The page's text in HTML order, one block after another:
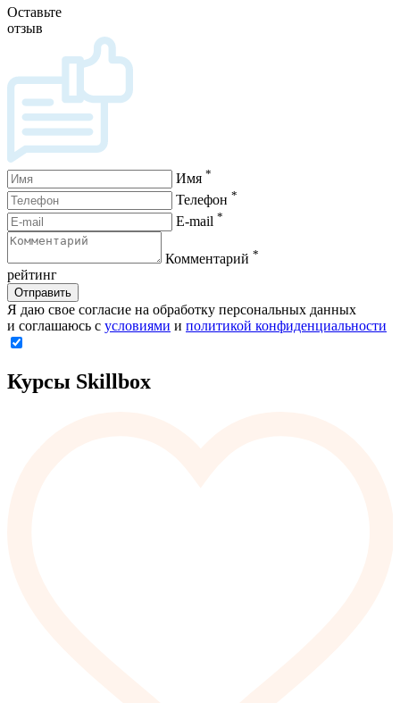
Оставьте
отзыв
Имя *
Телефон *
E-mail *
Комментарий *
рейтинг
Отправить
Я даю свое согласие на обработку персональных данных
и соглашаюсь с условиями и политикой конфиденциальности
Курсы Skillbox